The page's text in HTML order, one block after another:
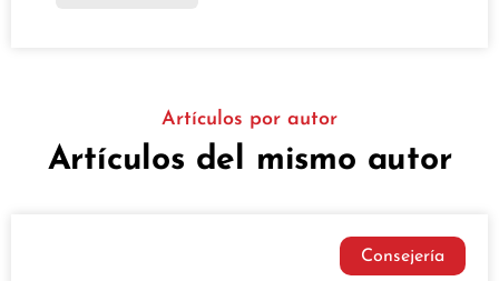
Artículos por autor
Artículos del mismo autor
Consejería